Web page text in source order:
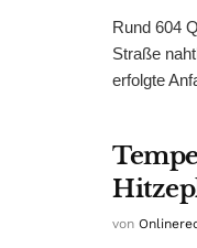
Rund 604
Straße
erfolgte
von